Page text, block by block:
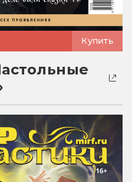
Купить